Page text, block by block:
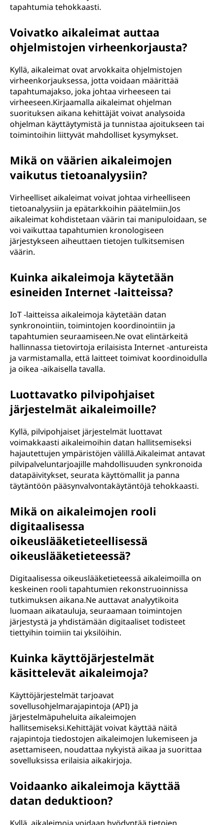
tapahtumia tehokkaasti.
Voivatko aikaleimat auttaa
ohjelmistojen virheenkorjausta?
Kyllä, aikaleimat ovat arvokkaita ohjelmistojen
virheenkorjauksessa, jotta voidaan määrittää
tapahtumajakso, joka johtaa virheeseen tai
virheeseen.Kirjaamalla aikaleimat ohjelman
suorituksen aikana kehittäjät voivat analysoida
ohjelman käyttäytymistä ja tunnistaa ajoitukseen tai
toimintoihin liittyvät mahdolliset kysymykset.
Mikä on väärien aikaleimojen
vaikutus tietoanalyysiin?
Virheelliset aikaleimat voivat johtaa virheelliseen
tietoanalyysiin ja epätarkkoihin päätelmiin.Jos
aikaleimat kohdistetaan väärin tai manipuloidaan, se
voi vaikuttaa tapahtumien kronologiseen
järjestykseen aiheuttaen tietojen tulkitsemisen
väärin.
Kuinka aikaleimoja käytetään
esineiden Internet -laitteissa?
IoT -laitteissa aikaleimoja käytetään datan
synkronointiin, toimintojen koordinointiin ja
tapahtumien seuraamiseen.Ne ovat elintärkeitä
hallinnassa tietovirtoja erilaisista Internet -antureista
ja varmistamalla, että laitteet toimivat koordinoidulla
ja oikea -aikaisella tavalla.
Luottavatko pilvipohjaiset
järjestelmät aikaleimoille?
Kyllä, pilvipohjaiset järjestelmät luottavat
voimakkaasti aikaleimoihin datan hallitsemiseksi
hajautettujen ympäristöjen välillä.Aikaleimat antavat
pilvipalveluntarjoajille mahdollisuuden synkronoida
datapäivitykset, seurata käyttömallit ja panna
täytäntöön pääsynvalvontakäytäntöjä tehokkaasti.
Mikä on aikaleimojen rooli
digitaalisessa
oikeuslääketieteellisessä
oikeuslääketieteessä?
Digitaalisessa oikeuslääketieteessä aikaleimoilla on
keskeinen rooli tapahtumien rekonstruoinnissa
tutkimuksen aikana.Ne auttavat analyytikoita
luomaan aikatauluja, seuraamaan toimintojen
järjestystä ja yhdistämään digitaaliset todisteet
tiettyihin toimiin tai yksilöihin.
Kuinka käyttöjärjestelmät
käsittelevät aikaleimoja?
Käyttöjärjestelmät tarjoavat
sovellusohjelmarajapintoja (API) ja
järjestelmäpuheluita aikaleimojen
hallitsemiseksi.Kehittäjät voivat käyttää näitä
rajapintoja tiedostojen aikaleimojen lukemiseen ja
asettamiseen, noudattaa nykyistä aikaa ja suorittaa
sovelluksissa erilaisia aikakirjoja.
Voidaanko aikaleimoja käyttää
datan deduktioon?